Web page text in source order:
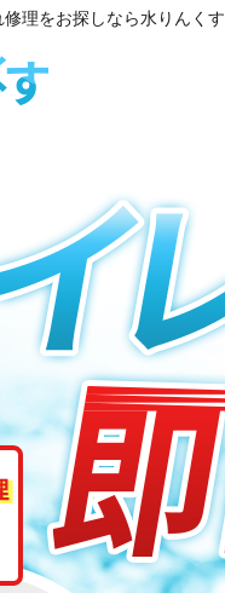
理をお探しなら水りんくす